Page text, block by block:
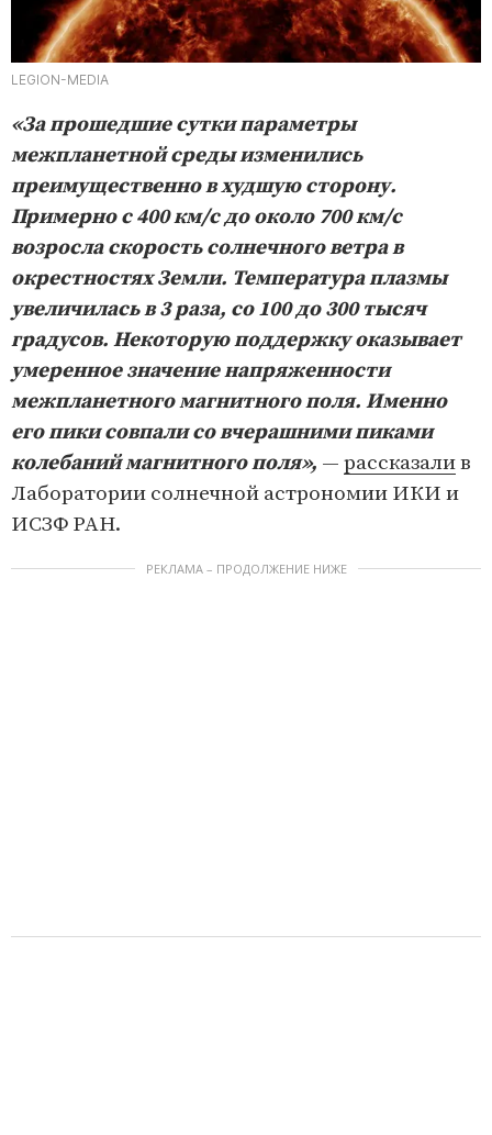
LEGION-MEDIA
«За прошедшие сутки параметры
межпланетной среды изменились
преимущественно в худшую сторону.
Примерно с 400 км/с до около 700 км/с
возросла скорость солнечного ветра в
окрестностях Земли. Температура плазмы
увеличилась в 3 раза, со 100 до 300 тысяч
градусов. Некоторую поддержку оказывает
умеренное значение напряженности
межпланетного магнитного поля. Именно
его пики совпали со вчерашними пиками
колебаний магнитного поля», — рассказалив
Лаборатории солнечной астрономии ИКИ и
ИСЗФ РАН.
РЕКЛАМА – ПРОДОЛЖЕНИЕ НИЖЕ